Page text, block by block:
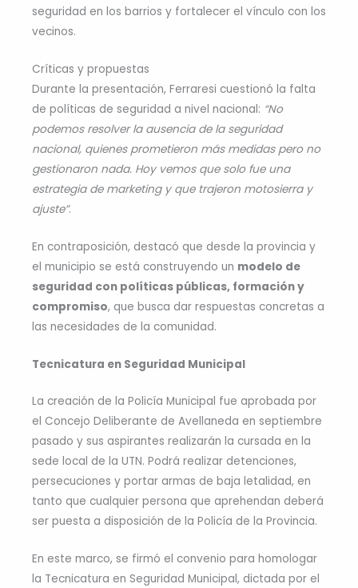
seguridad en los barrios y fortalecer el vínculo con los
vecinos.
Críticas y propuestas
Durante la presentación, Ferraresi cuestionó la falta
de políticas de seguridad a nivel nacional: “No
podemos resolver la ausencia de la seguridad
nacional, quienes prometieron más medidas pero no
gestionaron nada. Hoy vemos que solo fue una
estrategia de marketing y que trajeron motosierra y
ajuste”.
En contraposición, destacó que desde la provincia y
el municipio se está construyendo un modelo de
seguridad con políticas públicas, formación y
compromiso, que busca dar respuestas concretas a
las necesidades de la comunidad.
Tecnicatura en Seguridad Municipal
La creación de la Policía Municipal fue aprobada por
el Concejo Deliberante de Avellaneda en septiembre
pasado y sus aspirantes realizarán la cursada en la
sede local de la UTN. Podrá realizar detenciones,
persecuciones y portar armas de baja letalidad, en
tanto que cualquier persona que aprehendan deberá
ser puesta a disposición de la Policía de la Provincia.
En este marco, se firmó el convenio para homologar
la Tecnicatura en Seguridad Municipal, dictada por el